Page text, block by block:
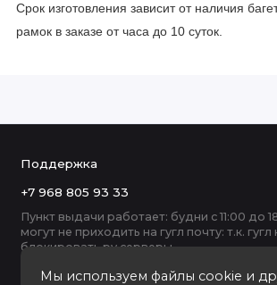
Срок изготовления зависит от наличия
рамок в заказе от часа до 10 суток.
Мы используем файлы cookie и
Поддержка
+7 968 805 93 33
Пункт выдачи работает: будни с 11:00 до
могут не приходить на гугл почту: т.к. гугл
блокировать ру серверы